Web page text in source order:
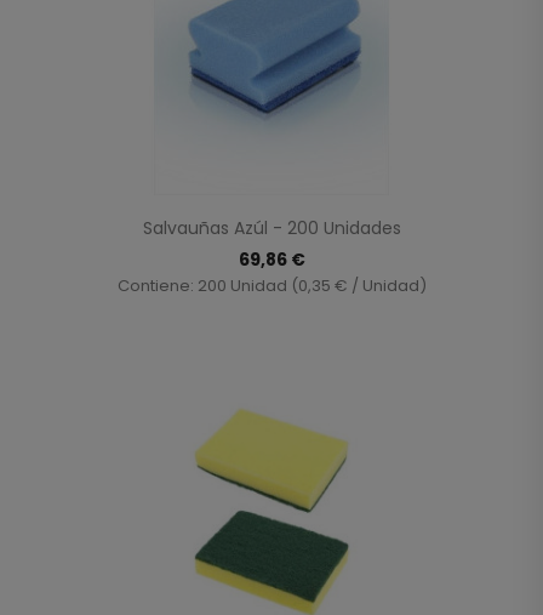
Salvauñas Azúl - 200 Unidades
69,86 €
Contiene: 200 Unidad (0,35 € / Unidad)